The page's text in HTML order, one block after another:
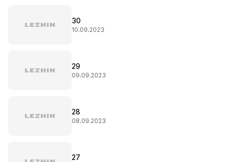
30
10.09.2023
29
09.09.2023
28
08.09.2023
27